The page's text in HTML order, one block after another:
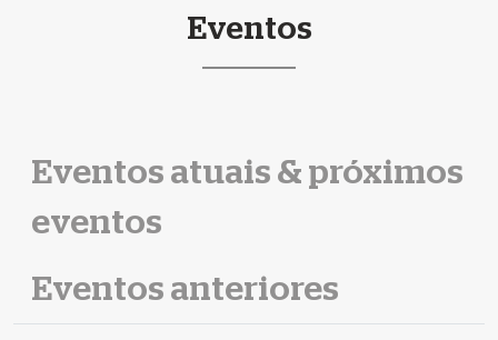
Eventos
Eventos atuais & próximos
eventos
Eventos anteriores